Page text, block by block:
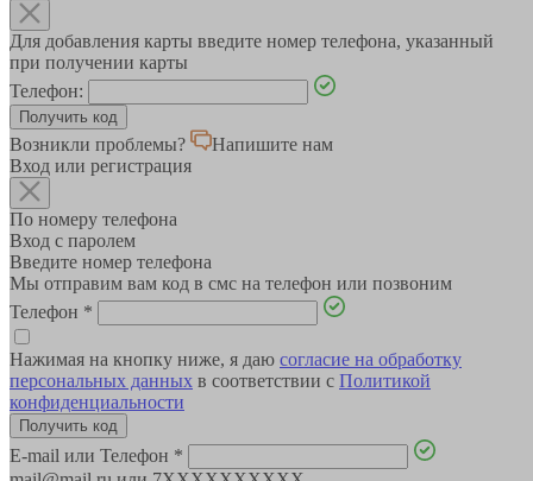
Для добавления карты введите номер телефона, указанный
при получении карты
Телефон:
Возникли проблемы?
Напишите нам
Вход или регистрация
По номеру телефона
Вход с паролем
Введите номер телефона
Мы отправим вам код в смс на телефон или позвоним
Телефон *
Нажимая на кнопку ниже, я даю согласие на обработку
персональных данных в соответствии с Политикой
конфиденциальности
E-mail или Телефон *